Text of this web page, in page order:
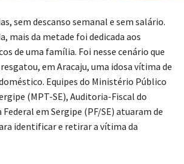
sem descanso semanal e sem salário.
mais da metade foi dedicada aos
de uma família. Foi nesse cenário que
em Aracaju, uma idosa vítima de
Equipes do Ministério Público
(MPT-SE), Auditoria-Fiscal do
em Sergipe (PF/SE) atuaram de
identificar e retirar a vítima da